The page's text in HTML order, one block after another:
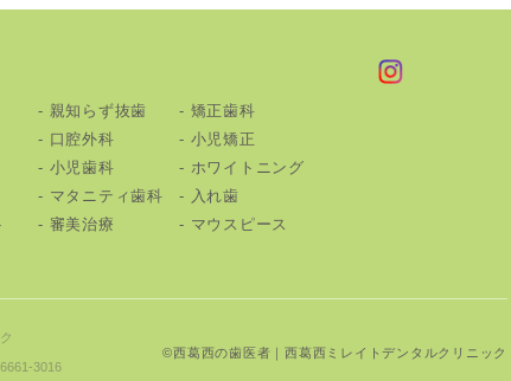
親知らず抜⻭
⼝腔外科
⼩児歯科
マタニティ歯科
審美治療
矯正⻭科
小児矯正
ホワイトニング
⼊れ⻭
マウスピース
3016
©⻄葛⻄の⻭医者 ｜⻄葛⻄ミレイトデンタルクリニック